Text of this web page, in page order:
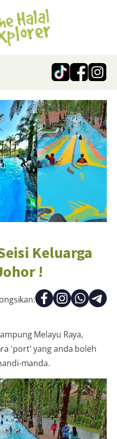
Keluarga
!
Melayu Raya,
'port' yang anda boleh
manda.